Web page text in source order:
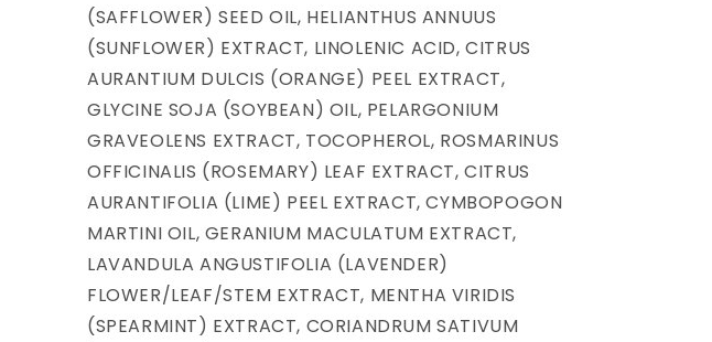
(SAFFLOWER) SEED OIL, HELIANTHUS ANNUUS
(SUNFLOWER) EXTRACT, LINOLENIC ACID, CITRUS
AURANTIUM DULCIS (ORANGE) PEEL EXTRACT,
GLYCINE SOJA (SOYBEAN) OIL, PELARGONIUM
GRAVEOLENS EXTRACT, TOCOPHEROL, ROSMARINUS
OFFICINALIS (ROSEMARY) LEAF EXTRACT, CITRUS
AURANTIFOLIA (LIME) PEEL EXTRACT, CYMBOPOGON
MARTINI OIL, GERANIUM MACULATUM EXTRACT,
LAVANDULA ANGUSTIFOLIA (LAVENDER)
FLOWER/LEAF/STEM EXTRACT, MENTHA VIRIDIS
(SPEARMINT) EXTRACT, CORIANDRUM SATIVUM